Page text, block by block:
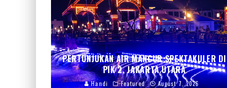
PERTUNJUKAN AIR MANCUR SPEKTAKULER DI
PIK 2, JAKARTA UTARA
Handi Featured August 7, 2026